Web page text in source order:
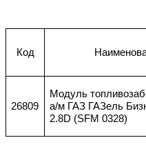
Код
26809
Модуль
а/м ГАЗ ГАЗель
2.8D (SFM 0328)